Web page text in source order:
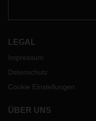
LEGAL
Impressum
Datenschutz
Cookie Einstellungen
ÜBER UNS